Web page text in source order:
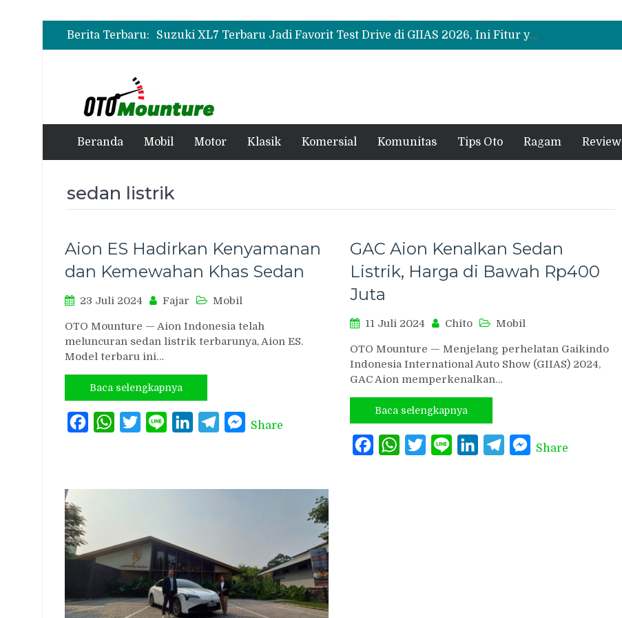
Berita Terbaru:
Promo Servis Mitsubishi Agustus 2026, Ada Diskon ESP dan Bodi & Cat Kilau Merdeka
Suzuki XL7 Terbaru Jadi Favorit Test Drive di GIIAS 2026, Ini Fitur yang Paling Dipuji
Bukan Sekadar Sporty, Ini Alasan Suzuki Fronx SGX Hybrid Kuro Layak Dilirik
Beranda Mobil Motor Klasik Komersial Komunitas Tips Oto Ragam Review
sedan listrik
Aion ES Hadirkan Kenyamanan
dan Kemewahan Khas Sedan
23 Juli 2024 Fajar Mobil
OTO Mounture — Aion Indonesia telah
meluncuran sedan listrik terbarunya, Aion ES.
Model terbaru ini…
Baca selengkapnya
FacebookWhatsAppTwitterLine LinkedInTelegramMessenger
Share
GAC Aion Kenalkan Sedan
Listrik, Harga di Bawah Rp400
Juta
11 Juli 2024 Chito Mobil
OTO Mounture — Menjelang perhelatan Gaikindo
Indonesia International Auto Show (GIIAS) 2024,
GAC Aion memperkenalkan…
Baca selengkapnya
FacebookWhatsAppTwitterLine LinkedInTelegramMessenger
Share